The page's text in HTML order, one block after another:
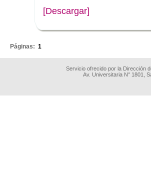
[Descargar]
Páginas: 1
Servicio ofrecido por la Dirección
Av. Universitaria N° 1801,